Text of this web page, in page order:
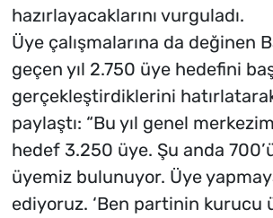
hazırlayacaklarını vurguladı.
Üye çalışmalarına da değinen
geçen yıl 2.750 üye hedefini
gerçekleştirdiklerini
paylaştı: “Bu yıl genel
hedef 3.250 üye. Şu anda
üyemiz bulunuyor. Üye
ediyoruz. ‘Ben partinin kurucu